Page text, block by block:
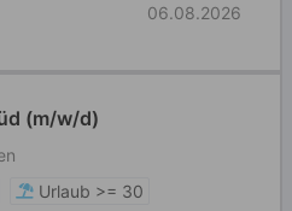
06.08.2026
(m/w/d)
Urlaub >= 30